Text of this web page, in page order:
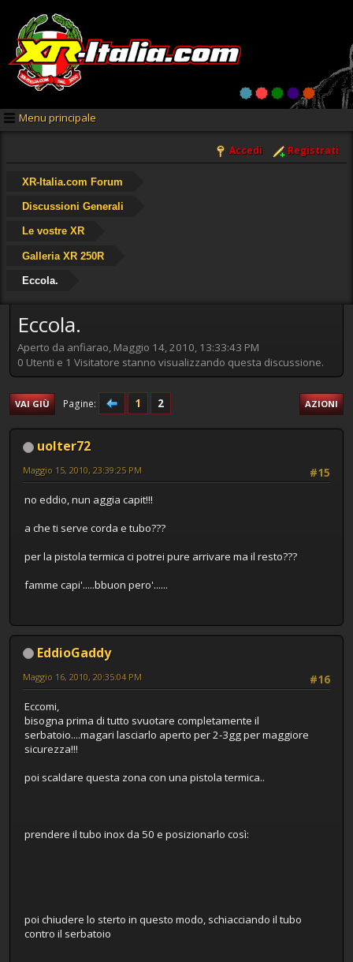
Menu principale
Accedi Registrati
XR-Italia.com Forum
Discussioni Generali
Le vostre XR
Galleria XR 250R
Eccola.
Eccola.
Aperto da anfiarao, Maggio 14, 2010, 13:33:43 PM
0 Utenti e 1 Visitatore stanno visualizzando questa discussione.
VAI GIÙ Pagine 1 2 AZIONI
uolter72
#15
Maggio 15, 2010, 23:39:25 PM
no eddio, nun aggia capit!!!
a che ti serve corda e tubo???
per la pistola termica ci potrei pure arrivare ma il resto???
famme capi'.....bbuon pero'......
EddioGaddy
#16
Maggio 16, 2010, 20:35:04 PM
Eccomi,
bisogna prima di tutto svuotare completamente il
serbatoio....magari lasciarlo aperto per 2-3gg per maggiore
sicurezza!!!
poi scaldare questa zona con una pistola termica..
prendere il tubo inox da 50 e posizionarlo così:
poi chiudere lo sterto in questo modo, schiacciando il tubo
contro il serbatoio